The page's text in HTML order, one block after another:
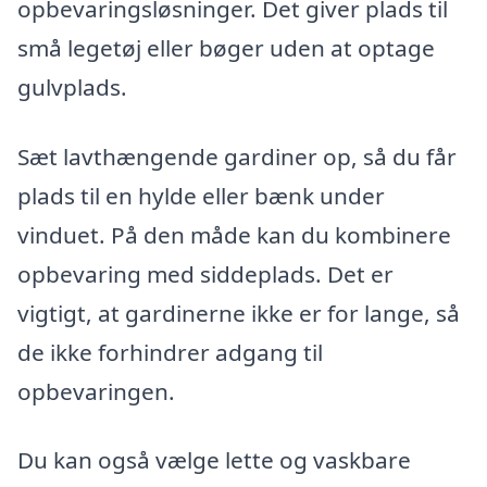
opbevaringsløsninger. Det giver plads til
små legetøj eller bøger uden at optage
gulvplads.
Sæt lavthængende gardiner op, så du får
plads til en hylde eller bænk under
vinduet. På den måde kan du kombinere
opbevaring med siddeplads. Det er
vigtigt, at gardinerne ikke er for lange, så
de ikke forhindrer adgang til
opbevaringen.
Du kan også vælge lette og vaskbare